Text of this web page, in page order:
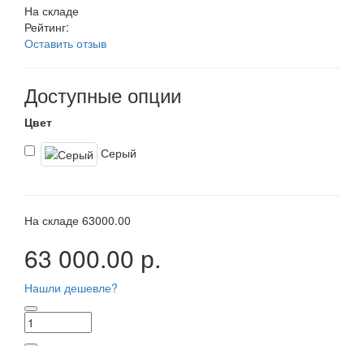
На складе
Рейтинг:
Оставить отзыв
Доступные опции
Цвет
Серый
На складе 63000.00
63 000.00 р.
Нашли дешевле?